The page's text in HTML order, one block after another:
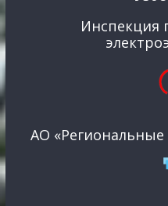
Инспекция
АО «Региональные